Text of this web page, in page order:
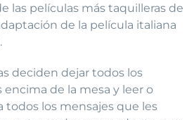
las películas más taquilleras de
de la película italiana
deciden dejar todos los
de la mesa y leer o
todos los mensajes que les